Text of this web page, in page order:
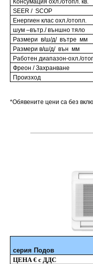
Консумация охл./отопл. кв.
SEER / SCOP
Енергиен клас охл./отопл.
шум –вътр./ външно тяло
Размери в/ш/д/ вътре мм
Размери в/ш/д/ вън мм
Работен диапазон-охл./
Фреон / Захранване
Произход
*Обявените цени са без
серия Подов
ЦЕНА €с ДДС